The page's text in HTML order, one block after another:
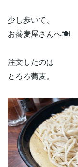
少し歩いて、
お蕎麦屋さんへ🍽️
注文したのは
とろろ蕎麦。